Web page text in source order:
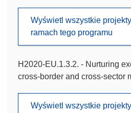
Wyświetl wszystkie
ramach tego programu
H2020-EU.1.3.2. - Nurturing
cross-border and cross-sector
Wyświetl wszystkie